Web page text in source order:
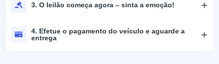
3. O leilão começa agora – sinta a emoção!
4. Efetue o pagamento do veículo e aguarde a
entrega